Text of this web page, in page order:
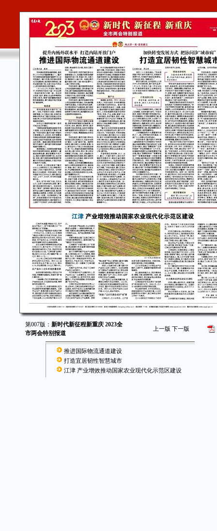
第007版： 新时代新征程新重庆 2023全
市两会特别报道
上一版 下一版
推进国际物流通道建设
打造宜居韧性智慧城市
江津 产业增效推动国家农业现代化示范区建设